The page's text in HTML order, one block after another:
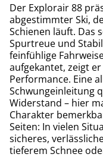
Der Explorair 88
abgestimmter Ski,
Schienen läuft. Das
Spurtreue und
feinfühlige
aufgekantet, zeigt
Performance. Eine
Schwungeinleitung
Widerstand – hier
Charakter
Seiten: In vielen
sicheres,
tieferem Schnee